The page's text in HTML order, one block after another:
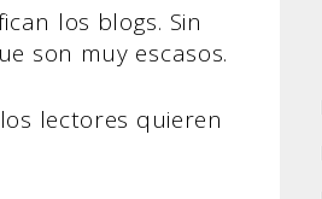
los blogs. Sin
son muy escasos.
lectores quieren